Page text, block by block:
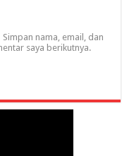
Simpan nama, email, dan
saya berikutnya.